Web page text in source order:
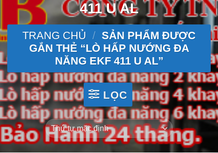
411 U AL
TRANG CHỦ / SẢN PHẨM ĐƯỢC
GẮN THẺ “LÒ HẤP NƯỚNG ĐA
NĂNG EKF 411 U AL”
LỌC